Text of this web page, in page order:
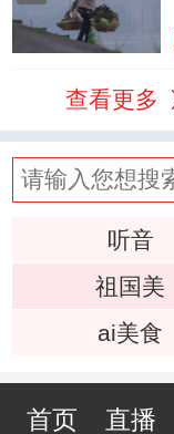
查看更多
听音
祖国美
ai美食
首页 直播